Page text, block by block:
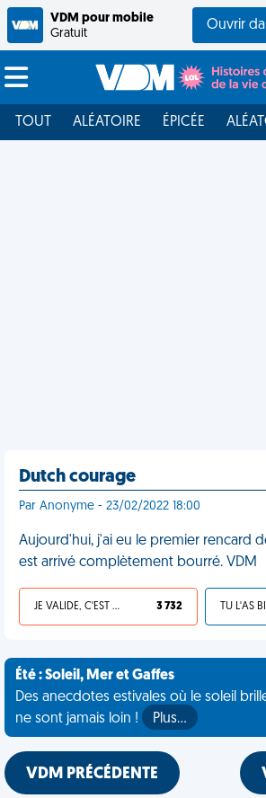
VDM pour mobile
Gratuit
Ouvrir
TOUT ALÉATOIRE ÉPICÉE
Dutch courage
Par Anonyme - 23/02/2022 18:00
Aujourd'hui, j'ai eu le premier rencard
est arrivé complètement bourré. VDM
JE VALIDE, C'EST UNE VDM 3 732
Été : Soleil, Mer et Gaffes
Des anecdotes estivales où le soleil
ne sont jamais loin !
Plus…
VDM PRÉCÉDENTE